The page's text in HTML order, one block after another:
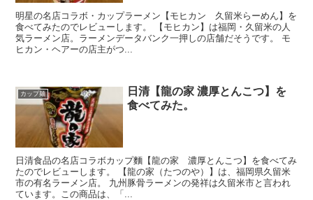
明星の名店コラボ・カップラーメン【モヒカン 久留米らーめん】を
食べてみたのでレビューします。 【モヒカン】は福岡・久留米の人
気ラーメン店。ラーメンデータバンク一押しの店舗だそうです。 モ
ヒカン・ヘアーの店主がつ...
カップ麺
日清【龍の家 濃厚とんこつ】を
食べてみた。
日清食品の名店コラボカップ麵【龍の家 濃厚とんこつ】を食べてみ
たのでレビューします。 【龍の家（たつのや）】は、福岡県久留米
市の有名ラーメン店。 九州豚骨ラーメンの発祥は久留米市と言われ
ています。この商品は、「...